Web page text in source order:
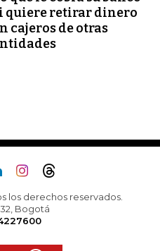
quiere retirar dinero
cajeros de otras
los derechos reservados.
32, Bogotá